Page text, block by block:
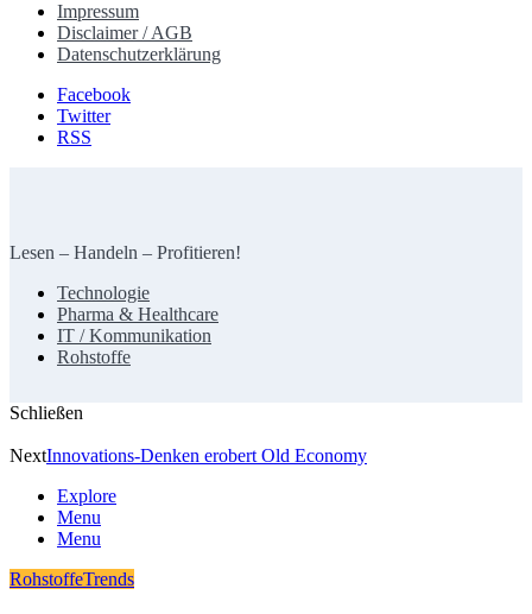
Impressum
Disclaimer / AGB
Datenschutzerklärung
Facebook
Twitter
RSS
Lesen – Handeln – Profitieren!
Technologie
Pharma & Healthcare
IT / Kommunikation
Rohstoffe
Schließen
NextInnovations-Denken erobert Old Economy
Explore
Menu
Menu
RohstoffeTrends